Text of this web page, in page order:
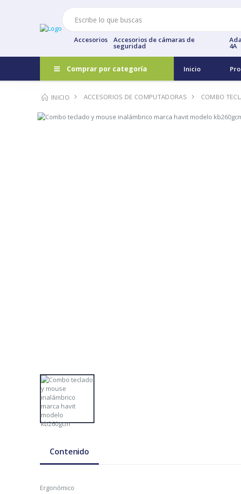
Accesorios Accesorios de cámaras de
seguridad 4A
Comprar por categoría Inicio
INICIO ACCESORIOS DE COMPUTADORAS COMBO
Contenido
Ergonómico